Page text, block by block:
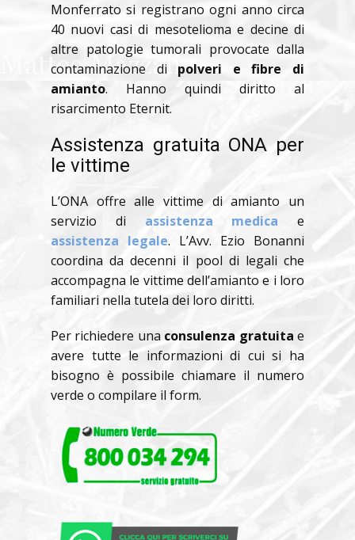
Monferrato si registrano ogni anno circa
40 nuovi casi di mesotelioma e decine di
altre patologie tumorali provocate dalla
contaminazione di polveri e fibre di
amianto. Hanno quindi diritto al
risarcimento Eternit.
Assistenza gratuita ONA per
le vittime
L’ONA offre alle vittime di amianto un
servizio di assistenza medica e
assistenza legale. L’Avv. Ezio Bonanni
coordina da decenni il pool di legali che
accompagna le vittime dell’amianto e i loro
familiari nella tutela dei loro diritti.
Per richiedere una consulenza gratuita e
avere tutte le informazioni di cui si ha
bisogno è possibile chiamare il numero
verde o compilare il form.